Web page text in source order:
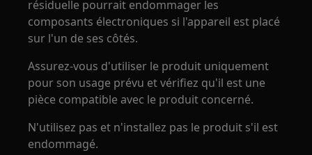
résiduelle pourrait endommager les
composants électroniques si l'appareil est placé
sur l'un de ses côtés.
Assurez-vous d'utiliser le produit uniquement
pour son usage prévu et vérifiez qu'il est une
pièce compatible avec le produit concerné.
N'utilisez pas et n'installez pas le produit s'il est
endommagé.